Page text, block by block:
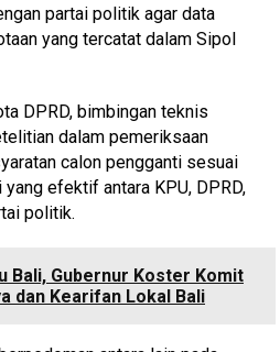
partai politik agar data
yang tercatat dalam Sipol
DPRD, bimbingan teknis
dalam pemeriksaan
calon pengganti sesuai
efektif antara KPU, DPRD,
politik.
Bali, Gubernur Koster Komit
dan Kearifan Lokal Bali